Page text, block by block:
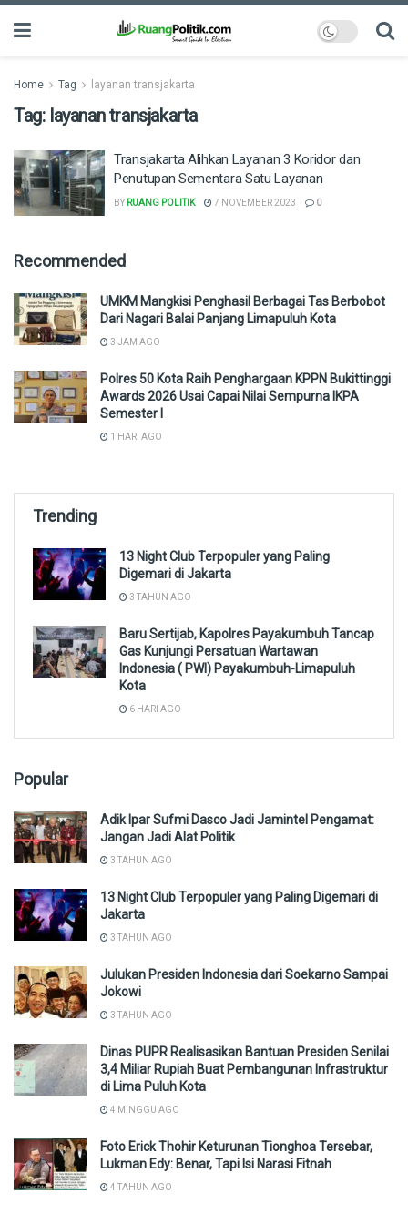
Home Tag layanan transjakarta
Tag: layanan transjakarta
Transjakarta Alihkan Layanan 3 Koridor dan
Penutupan Sementara Satu Layanan
BY RUANG POLITIK 7 NOVEMBER 2023 0
Recommended
UMKM Mangkisi Penghasil Berbagai Tas Berbobot
Dari Nagari Balai Panjang Limapuluh Kota
3 JAM AGO
Polres 50 Kota Raih Penghargaan KPPN Bukittinggi
Awards 2026 Usai Capai Nilai Sempurna IKPA
Semester I
1 HARI AGO
Trending
13 Night Club Terpopuler yang Paling
Digemari di Jakarta
3 TAHUN AGO
Baru Sertijab, Kapolres Payakumbuh Tancap
Gas Kunjungi Persatuan Wartawan
Indonesia ( PWI) Payakumbuh-Limapuluh
Kota
6 HARI AGO
Popular
Adik Ipar Sufmi Dasco Jadi Jamintel Pengamat:
Jangan Jadi Alat Politik
3 TAHUN AGO
13 Night Club Terpopuler yang Paling Digemari di
Jakarta
3 TAHUN AGO
Julukan Presiden Indonesia dari Soekarno Sampai
Jokowi
3 TAHUN AGO
Dinas PUPR Realisasikan Bantuan Presiden Senilai
3,4 Miliar Rupiah Buat Pembangunan Infrastruktur
di Lima Puluh Kota
4 MINGGU AGO
Foto Erick Thohir Keturunan Tionghoa Tersebar,
Lukman Edy: Benar, Tapi Isi Narasi Fitnah
4 TAHUN AGO